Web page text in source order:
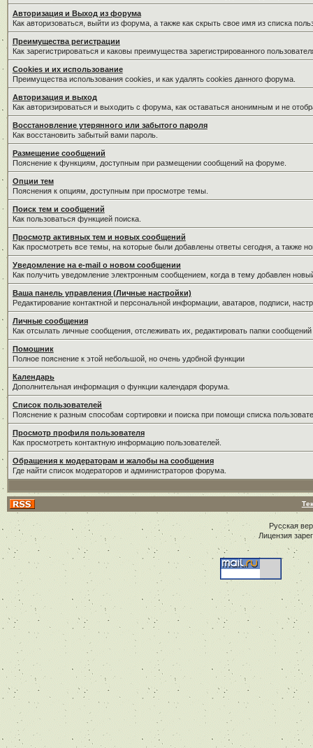
Авторизация и Выход из форума
Как авторизоваться, выйти из форума, а также как скрыть свое имя из списка
Преимущества регистрации
Как зарегистрироваться и каковы преимущества зарегистрированного
Cookies и их использование
Преимущества использования cookies, и как удалять cookies данного форума.
Авторизация и выход
Как авторизироваться и выходить с форума, как оставаться анонимным и не
Восстановление утерянного или забытого пароля
Как восстановить забытый вами пароль.
Размещение сообщений
Пояснение к функциям, доступным при размещении сообщений на форуме.
Опции тем
Пояснения к опциям, доступным при просмотре темы.
Поиск тем и сообщений
Как пользоваться функцией поиска.
Просмотр активных тем и новых сообщений
Как просмотреть все темы, на которые были добавлены ответы сегодня, а также
Уведомление на е-mail о новом сообщении
Как получить уведомление электронным сообщением, когда в тему добавлен
Ваша панель управления (Личные настройки)
Редактирование контактной и персональной информации, аватаров, подписи,
Личные сообщения
Как отсылать личные сообщения, отслеживать их, редактировать папки
Помошник
Полное пояснение к этой небольшой, но очень удобной функции
Календарь
Дополнительная информация о функции календаря форума.
Список пользователей
Пояснение к разным способам сортировки и поиска при помощи списка
Просмотр профиля пользователя
Как просмотреть контактную информацию пользователей.
Обращения к модераторам и жалобы на сообщения
Где найти список модераторов и администраторов форума.
Русская
Лицензия